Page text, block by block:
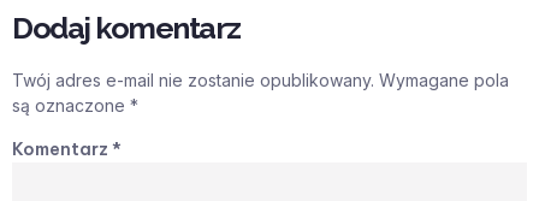
Dodaj komentarz
Twój adres e-mail nie zostanie opublikowany. Wymagane pola
są oznaczone *
Komentarz *